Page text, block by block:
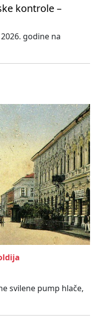
kontrole –
godine na
svilene pump hlače,